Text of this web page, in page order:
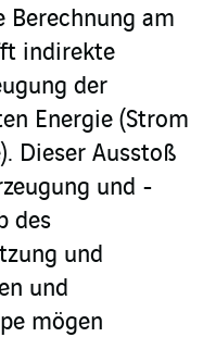
am
indirekte
der
Energie (Strom
Dieser Ausstoß
und -
des
und
und
mögen